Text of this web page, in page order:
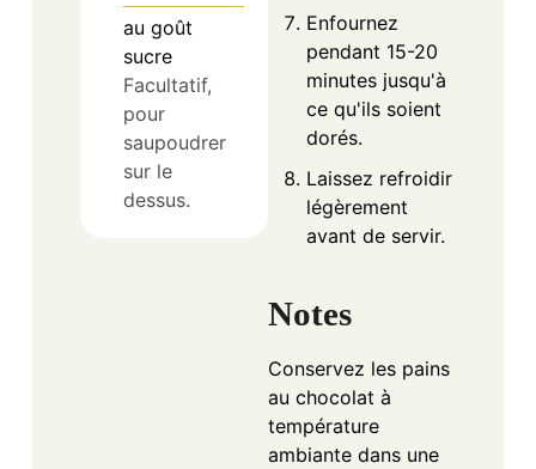
au goût
sucre
Facultatif,
pour
saupoudrer
sur le
dessus.
Enfournez
pendant 15-20
minutes jusqu'à
ce qu'ils soient
dorés.
Laissez refroidir
légèrement
avant de servir.
Notes
Conservez les pains
au chocolat à
température
ambiante dans une